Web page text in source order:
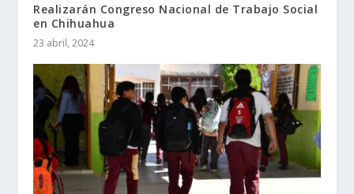
Realizarán Congreso Nacional de Trabajo Social
en Chihuahua
23 abril, 2024